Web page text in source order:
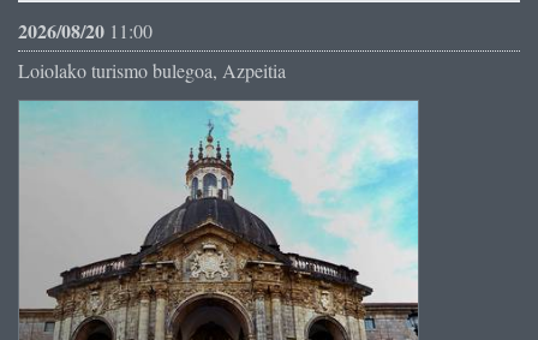
2026/08/20 11:00
Loiolako turismo bulegoa, Azpeitia